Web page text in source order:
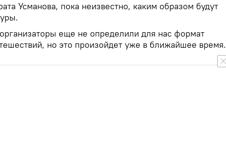
Усманова, пока неизвестно, каким образом будут
еще не определили для нас формат
но это произойдет уже в ближайшее время.